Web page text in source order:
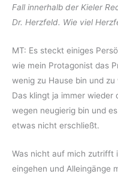
Fall innerhalb der Kieler
Dr. Herzfeld. Wie viel
MT: Es steckt einiges
wie mein Protagonist das
wenig zu Hause bin und
Das klingt ja immer
wegen neugierig bin und
etwas nicht erschließt.
Was nicht auf mich zutrifft
eingehen und Alleingänge